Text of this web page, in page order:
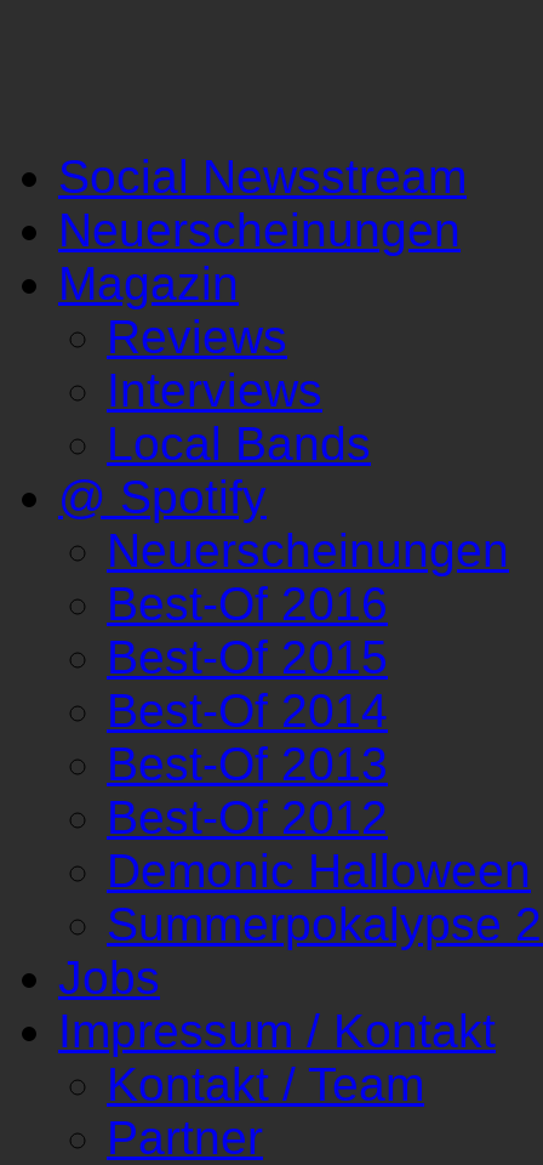
Social Newsstream
Neuerscheinungen
Magazin
Reviews
Interviews
Local Bands
@ Spotify
Neuerscheinungen
Best-Of 2016
Best-Of 2015
Best-Of 2014
Best-Of 2013
Best-Of 2012
Demonic Halloween
Summerpokalypse
Jobs
Impressum / Kontakt
Kontakt / Team
Partner